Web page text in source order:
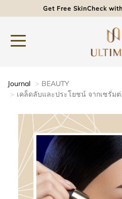
Get Free SkinCheck
Journal
BEAUTY
เคล็ดลับและประโยชน์ จากเซรั่ม